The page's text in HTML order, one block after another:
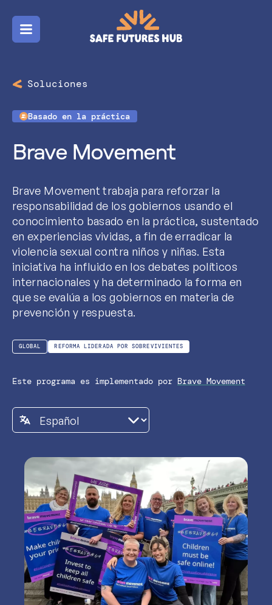
Menú
Soluciones
Basado en la práctica
Brave Movement
Brave Movement trabaja para reforzar la
responsabilidad de los gobiernos usando el
conocimiento basado en la práctica, sustentado
en experiencias vividas, a fin de erradicar la
violencia sexual contra niños y niñas. Esta
iniciativa ha influido en los debates políticos
internacionales y ha determinado la forma en
que se evalúa a los gobiernos en materia de
prevención y respuesta.
GLOBAL REFORMA LIDERADA POR SOBREVIVIENTES
Este programa es implementado por Brave Movement